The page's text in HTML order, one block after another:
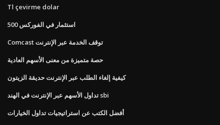
Tl çevirme dolar
500 استثمار في الفوركس
Comcast توقف الخدمة عبر الإنترنت
حصة متميزة من معنى الأسهم العادية
كيفية إلغاء الطلب عبر الإنترنت حديقة الزيتون
تداول الأسهم عبر الإنترنت في الهند sbi
أفضل الكتب عن استراتيجيات تداول الخيارات